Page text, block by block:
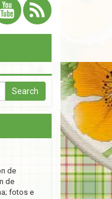
de
de
fotos e